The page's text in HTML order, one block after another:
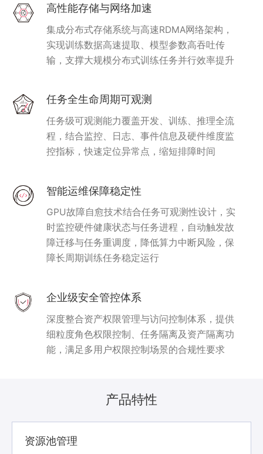
高性能存储与网络加速
集成分布式存储系统与高速RDMA网络架构，
实现训练数据高速提取、模型参数高吞吐传
输，支撑大规模分布式训练任务并行效率提升
任务全生命周期可观测
任务级可观测能力覆盖开发、训练、推理全流
程，结合监控、日志、事件信息及硬件维度监
控指标，快速定位异常点，缩短排障时间
智能运维保障稳定性
GPU故障自愈技术结合任务可观测性设计，实
时监控硬件健康状态与任务进程，自动触发故
障迁移与任务重调度，降低算力中断风险，保
障长周期训练任务稳定运行
企业级安全管控体系
深度整合资产权限管理与访问控制体系，提供
细粒度角色权限控制、任务隔离及资产隔离功
能，满足多用户权限控制场景的合规性要求
产品特性
资源池管理